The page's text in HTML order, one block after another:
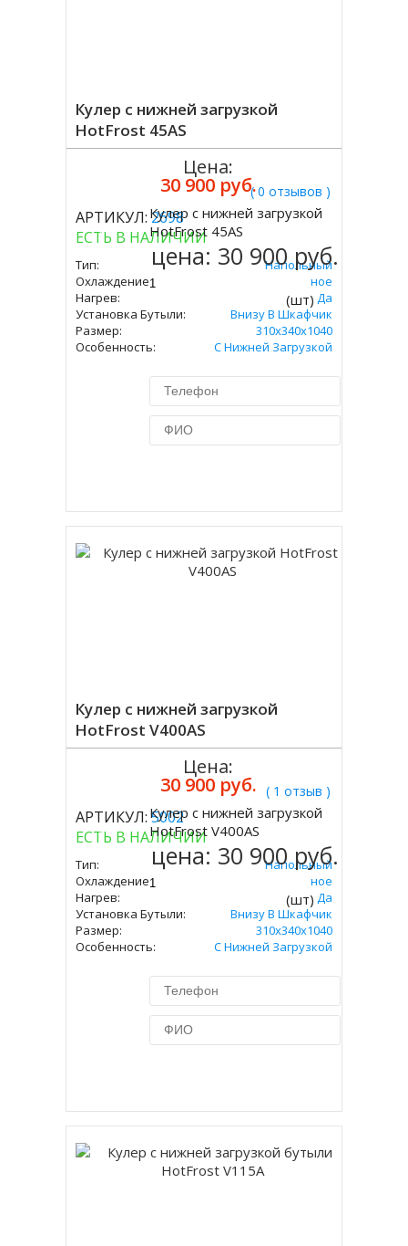
Кулер с нижней загрузкой
HotFrost 45AS
( 0 отзывов )
АРТИКУЛ:2698
ЕСТЬ В НАЛИЧИИ
Тип:
Напольный
Охлаждение:
Компрессорное
Нагрев:
Да
Установка Бутыли:
Внизу В Шкафчик
Размер:
310х340х1040
Особенность:
С Нижней Загрузкой
Цена:
30 900 руб.
Купить
Кулер с нижней загрузкой
HotFrost 45AS
цена: 30 900 руб.
(шт)
Кулер с нижней загрузкой
HotFrost V400AS
( 1 отзыв )
АРТИКУЛ:5002
ЕСТЬ В НАЛИЧИИ
Тип:
Напольный
Охлаждение:
Компрессорное
Нагрев:
Да
Установка Бутыли:
Внизу В Шкафчик
Размер:
310х340х1040
Особенность:
С Нижней Загрузкой
Цена:
30 900 руб.
Купить
Кулер с нижней загрузкой
HotFrost V400AS
цена: 30 900 руб.
(шт)